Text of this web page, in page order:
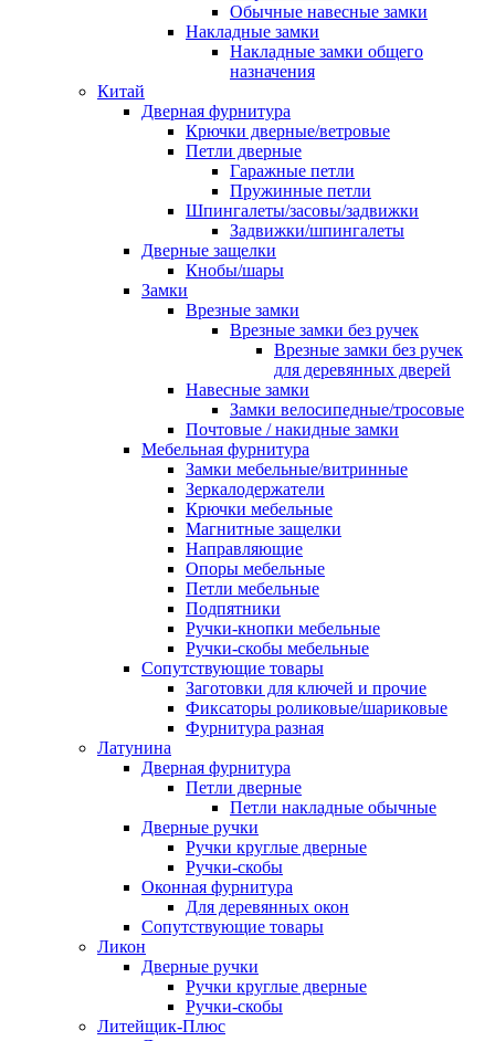
Обычные навесные замки
Накладные замки
Накладные замки общего
назначения
Китай
Дверная фурнитура
Крючки дверные/ветровые
Петли дверные
Гаражные петли
Пружинные петли
Шпингалеты/засовы/задвижки
Задвижки/шпингалеты
Дверные защелки
Кнобы/шары
Замки
Врезные замки
Врезные замки без ручек
Врезные замки без ручек
для деревянных дверей
Навесные замки
Замки велосипедные/тросовые
Почтовые / накидные замки
Мебельная фурнитура
Замки мебельные/витринные
Зеркалодержатели
Крючки мебельные
Магнитные защелки
Направляющие
Опоры мебельные
Петли мебельные
Подпятники
Ручки-кнопки мебельные
Ручки-скобы мебельные
Сопутствующие товары
Заготовки для ключей и прочие
Фиксаторы роликовые/шариковые
Фурнитура разная
Латунина
Дверная фурнитура
Петли дверные
Петли накладные обычные
Дверные ручки
Ручки круглые дверные
Ручки-скобы
Оконная фурнитура
Для деревянных окон
Сопутствующие товары
Ликон
Дверные ручки
Ручки круглые дверные
Ручки-скобы
Литейщик-Плюс